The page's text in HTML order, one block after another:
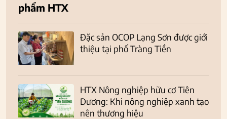
phẩm HTX
Đặc sản OCOP Lạng Sơn được giới
thiệu tại phố Tràng Tiền
HTX Nông nghiệp hữu cơ Tiên
Dương: Khi nông nghiệp xanh tạo
nên thương hiệu